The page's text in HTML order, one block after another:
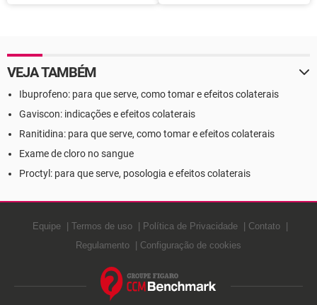
VEJA TAMBÉM
Ibuprofeno: para que serve, como tomar e efeitos colaterais
Gaviscon: indicações e efeitos colaterais
Ranitidina: para que serve, como tomar e efeitos colaterais
Exame de cloro no sangue
Proctyl: para que serve, posologia e efeitos colaterais
Equipe Termos de uso Política de Privacidade
Contato
Regulamento
Configuração de cookies